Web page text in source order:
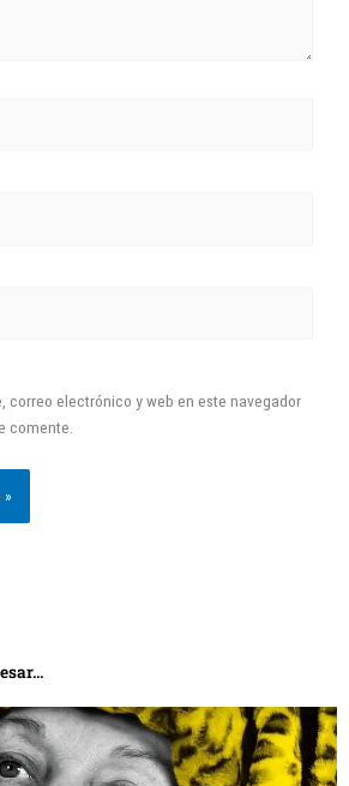
correo electrónico y web en este navegador
comente.